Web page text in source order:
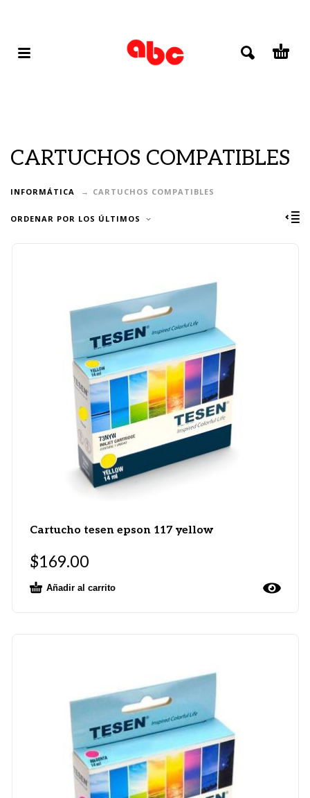
CARTUCHOS COMPATIBLES
INFORMÁTICA CARTUCHOS COMPATIBLES
ORDENAR POR LOS ÚLTIMOS
Cartucho tesen epson 117 yellow
$169.00
Añadir al carrito